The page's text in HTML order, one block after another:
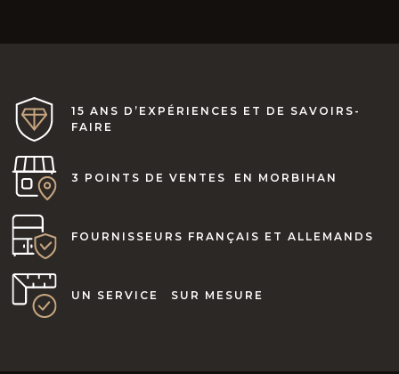
15 ANS D’EXPÉRIENCES ET DE SAVOIRS-
FAIRE
3 POINTS DE VENTES EN MORBIHAN
FOURNISSEURS FRANÇAIS ET ALLEMANDS
UN SERVICE SUR MESURE